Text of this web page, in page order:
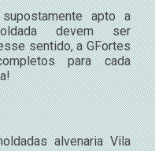
apto a
devem ser
sentido, a GFortes
para cada
alvenaria Vila